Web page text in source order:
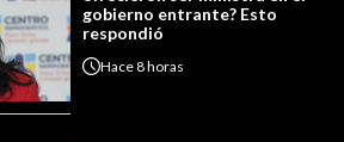
gobierno entrante? Esto
respondió
Hace8 horas